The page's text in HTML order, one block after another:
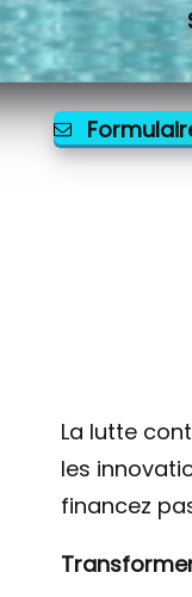
La lutte
les
financez